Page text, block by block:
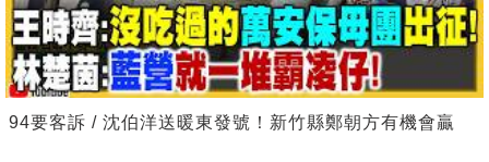
94要客訴 / 沈伯洋送暖東發號！新竹縣鄭朝方有機會贏